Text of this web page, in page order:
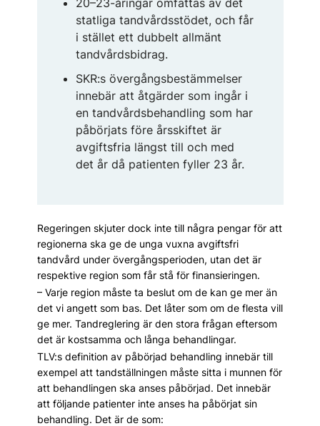
20–23-åringar omfattas av det
statliga tandvårdsstödet, och får
i stället ett dubbelt allmänt
tandvårdsbidrag.
SKR:s övergångsbestämmelser
innebär att åtgärder som ingår i
en tandvårdsbehandling som har
påbörjats före årsskiftet är
avgiftsfria längst till och med
det år då patienten fyller 23 år.
Regeringen skjuter dock inte till några pengar för att
regionerna ska ge de unga vuxna avgiftsfri
tandvård under övergångsperioden, utan det är
respektive region som får stå för finansieringen.
– Varje region måste ta beslut om de kan ge mer än
det vi angett som bas. Det låter som om de flesta vill
ge mer. Tandreglering är den stora frågan eftersom
det är kostsamma och långa behandlingar.
TLV:s definition av påbörjad behandling innebär till
exempel att tandställningen måste sitta i munnen för
att behandlingen ska anses påbörjad. Det innebär
att följande patienter inte anses ha påbörjat sin
behandling. Det är de som: